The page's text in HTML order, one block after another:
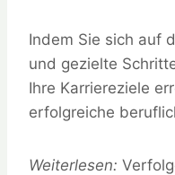
Indem Sie sich auf
und gezielte
Ihre Karriereziele
erfolgreiche
Weiterlesen: